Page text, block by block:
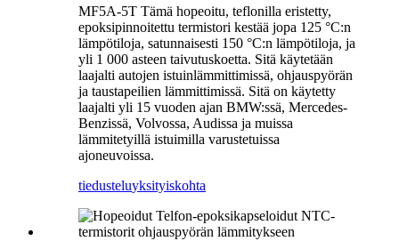
MF5A-5T Tämä hopeoitu, teflonilla eristetty,
epoksipinnoitettu termistori kestää jopa 125 °C:n
lämpötiloja, satunnaisesti 150 °C:n lämpötiloja, ja
yli 1 000 asteen taivutuskoetta. Sitä käytetään
laajalti autojen istuinlämmittimissä, ohjauspyörän
ja taustapeilien lämmittimissä. Sitä on käytetty
laajalti yli 15 vuoden ajan BMW:ssä, Mercedes-
Benzissä, Volvossa, Audissa ja muissa
lämmitetyillä istuimilla varustetuissa
ajoneuvoissa.
tiedusteluyksityiskohta